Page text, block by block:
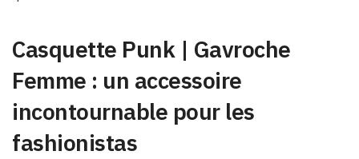
Casquette Punk | Gavroche
Femme : un accessoire
incontournable pour les
fashionistas